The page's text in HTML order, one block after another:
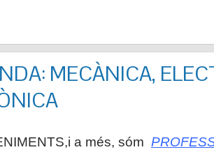
MECÀNICA,
a més, sóm